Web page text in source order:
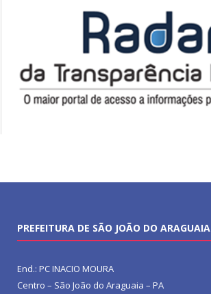
PREFEITURA DE SÃO JOÃO DO ARAGUAIA
End.: PC INACIO MOURA
Centro – São João do Araguaia – PA